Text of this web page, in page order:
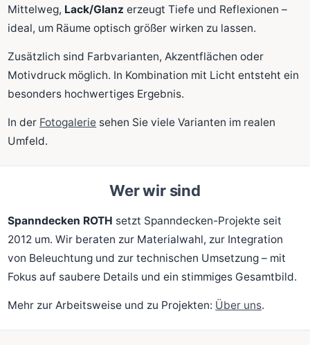
Mittelweg, Lack/Glanz erzeugt Tiefe und Reflexionen –
ideal, um Räume optisch größer wirken zu lassen.
Zusätzlich sind Farbvarianten, Akzentflächen oder
Motivdruck möglich. In Kombination mit Licht entsteht ein
besonders hochwertiges Ergebnis.
In der Fotogalerie sehen Sie viele Varianten im realen
Umfeld.
Wer wir sind
Spanndecken ROTH setzt Spanndecken-Projekte seit
2012 um. Wir beraten zur Materialwahl, zur Integration
von Beleuchtung und zur technischen Umsetzung – mit
Fokus auf saubere Details und ein stimmiges Gesamtbild.
Mehr zur Arbeitsweise und zu Projekten: Über uns.